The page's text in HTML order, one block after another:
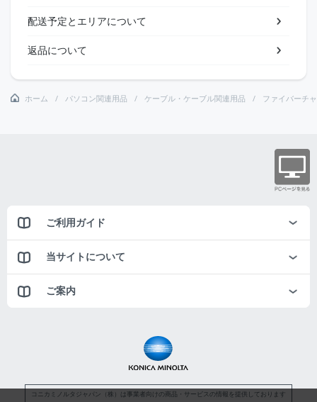
配送予定とエリアについて
返品について
ホーム パソコン関連用品 ケーブル・ケーブル関連用品 ファイバーチ
ご利用ガイド
当サイトについて
ご案内
コニカミノルタジャパン（株）は事業者向けの商品・サービスの情報を提供しております